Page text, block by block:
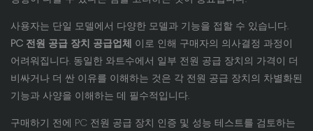
사용자는 단일 모델에서 다양한 모델과 기능을 접할 수 있습니다.
PC 전원 공급 장치 공급업체 이로 인해 구매자의 의사결정 과정이
어려워집니다. 동일한 와트수에서 일부 전원 공급 장치의 가격이 더
비싸거나 더 싼 이유를 이해하는 것은 각 전원 공급 장치의 차별화된
기능과 사양을 이해하는 데 필수적입니다.
구매하기 전에 PC 전원 공급 장치 인증 및 성능 테스트를 검토하는